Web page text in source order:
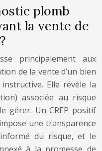
plomb
la vente de
principalement aux
de la vente d’un bien
Elle révèle la
associée au risque
gérer. Un CREP positif
une transparence
du risque, et le